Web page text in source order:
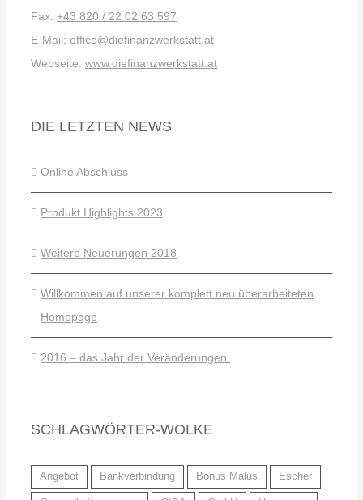
Fax: +43 820 / 22 02 63 597
E-Mail: office@diefinanzwerkstatt.at
Webseite: www.diefinanzwerkstatt.at
DIE LETZTEN NEWS
Online Abschluss
Produkt Highlights 2023
Weitere Neuerungen 2018
Willkommen auf unserer komplett neu überarbeiteten
Homepage
2016 – das Jahr der Veränderungen.
SCHLAGWÖRTER-WOLKE
Angebot Bankverbindung Bonus Malus Escher